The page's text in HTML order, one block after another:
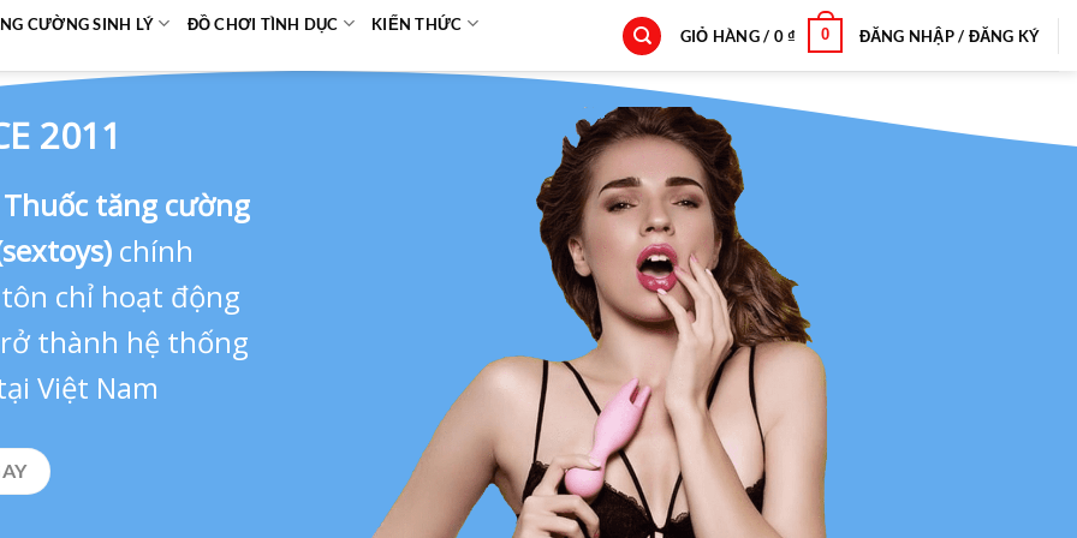
CƯỜNG SINH LÝ ĐỒ CHƠI TÌNH DỤC KIẾN THỨC
GIỎ HÀNG / 0₫ 0 ĐĂNG NHẬP / ĐĂNG KÝ
2011
Thuốc tăng cường
chính
chỉ hoạt động
thành hệ thống
Việt Nam